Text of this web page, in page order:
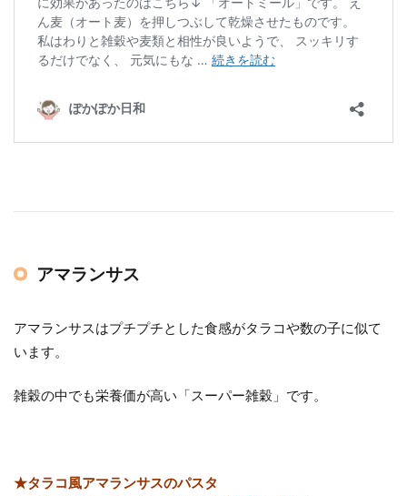
アマランサス
アマランサスはプチプチとした食感がタラコや数の子に似て
います。
雑穀の中でも栄養価が高い「スーパー雑穀」です。
★タラコ風アマランサスのパスタ